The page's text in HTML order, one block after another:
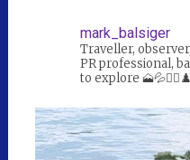
mark_balsiger
Traveller,
PR professional,
to explore